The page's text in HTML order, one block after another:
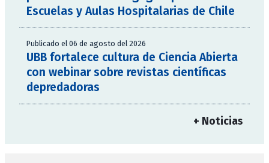
Escuelas y Aulas Hospitalarias de Chile
Publicado el 06 de agosto del 2026
UBB fortalece cultura de Ciencia Abierta
con webinar sobre revistas científicas
depredadoras
+ Noticias